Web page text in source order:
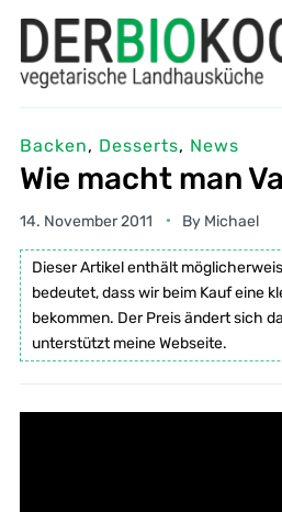
Backen, Desserts, News
Wie macht man
14. November 2011 By Michael
Dieser Artikel enthält
bedeutet, dass wir beim Kauf eine
bekommen. Der Preis ändert sich
unterstützt meine Webseite.